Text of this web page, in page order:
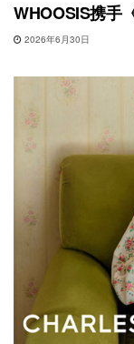
WHOOSIS携手
2026年6月30日